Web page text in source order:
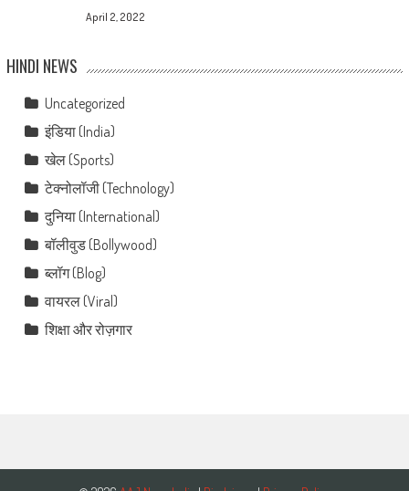
April 2, 2022
HINDI NEWS
Uncategorized
इंडिया (India)
खेल (Sports)
टेक्नोलॉजी (Technology)
दुनिया (International)
बॉलीवुड (Bollywood)
ब्लॉग (Blog)
वायरल (Viral)
शिक्षा और रोज़गार